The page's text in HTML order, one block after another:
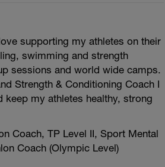
supporting my athletes on their
swimming and strength
sessions and world wide camps.
Strength & Conditioning Coach I
my athletes healthy, strong
Coach, TP Level II, Sport Mental
Coach (Olympic Level)